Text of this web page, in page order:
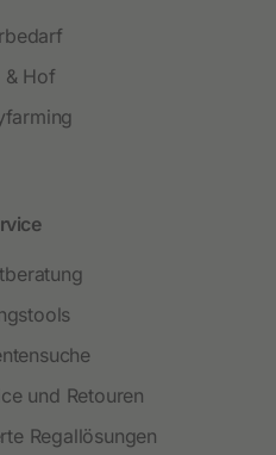
& Hof
und Retouren
Regallösungen